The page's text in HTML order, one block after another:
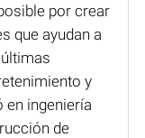
por crear
que ayudan a
y
en ingeniería
de